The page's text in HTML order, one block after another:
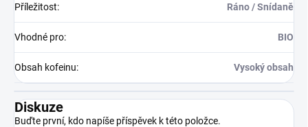
Příležitost: Ráno / Snídaně
Vhodné pro: BIO
Obsah kofeinu: Vysoký obsah
Diskuze
Buďte první, kdo napíše příspěvek k této položce.